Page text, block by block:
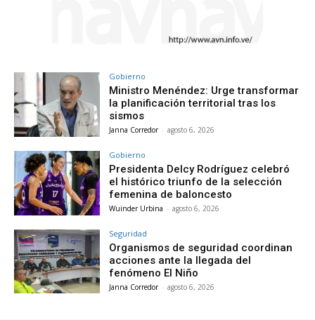
Gobierno
Ministro Menéndez: Urge transformar
la planificación territorial tras los
sismos
Janna Corredor - agosto 6, 2026
Gobierno
Presidenta Delcy Rodríguez celebró
el histórico triunfo de la selección
femenina de baloncesto
Wuinder Urbina - agosto 6, 2026
Seguridad
Organismos de seguridad coordinan
acciones ante la llegada del
fenómeno El Niño
Janna Corredor - agosto 6, 2026